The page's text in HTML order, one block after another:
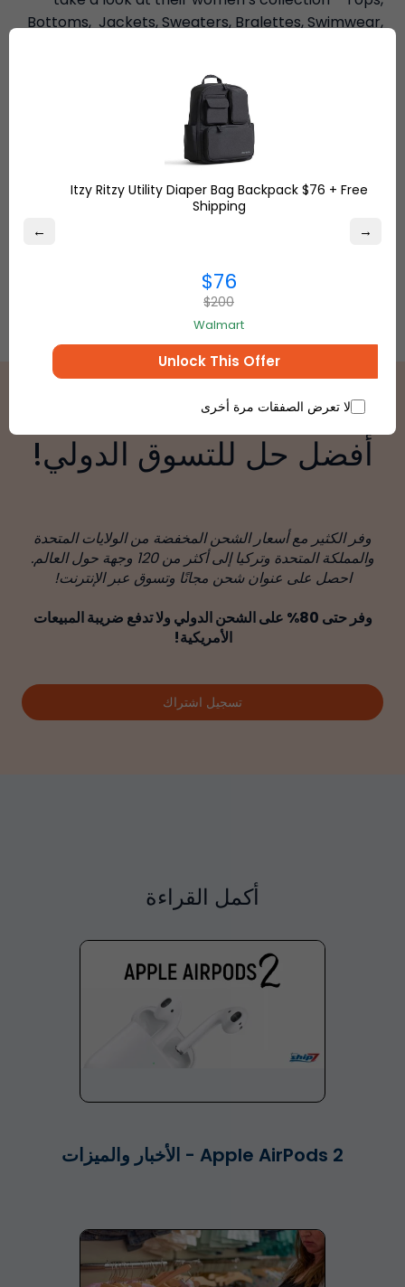
Bottoms, Jackets, Sweaters, Bralettes, Swimwear,
you enjoyed your shopping treat. Stay tuned for
more updates on Women’s wear!
أفضل حل للتسوق الدولي!
وفر الكثير مع أسعار الشحن المخفضة من الولايات المتحدة
والمملكة المتحدة وتركيا إلى أكثر من 120 وجهة حول العالم.
احصل على عنوان شحن مجانًا وتسوق عبر الإنترنت!
وفر حتى 80% على الشحن الدولي ولا تدفع ضريبة المبيعات
الأمريكية!
تسجيل اشتراك
أكمل القراءة
Apple AirPods 2 - الأخبار والميزات
← →
Itzy Ritzy Utility Diaper Bag Backpack $76 + Free
Shipping
$76
$200
Walmart
Unlock This Offer
لا تعرض الصفقات مرة أخرى